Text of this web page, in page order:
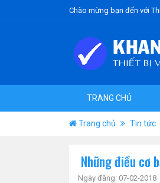
Chào mừng bạn đến với
TRANG CHỦ
Trang chủ Tin tức
Những điều cơ
Ngày đăng: 07-02-2018